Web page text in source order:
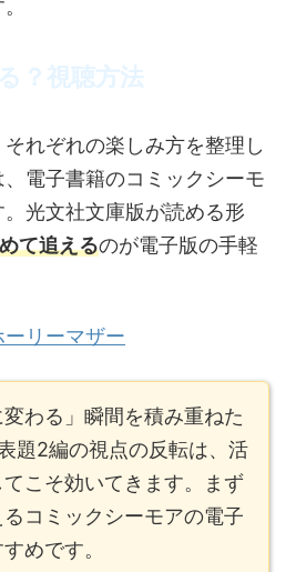
？視聴方法
れぞれの楽しみ方を整理し
電子書籍のコミックシーモ
光文社文庫版が読める形
て追えるのが電子版の手軽
リーマザー
わる」瞬間を積み重ねた
題2編の視点の反転は、活
こそ効いてきます。まず
コミックシーモアの電子
めです。